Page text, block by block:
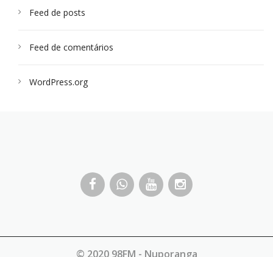
Feed de posts
Feed de comentários
WordPress.org
© 2020 98FM - Nuporanga